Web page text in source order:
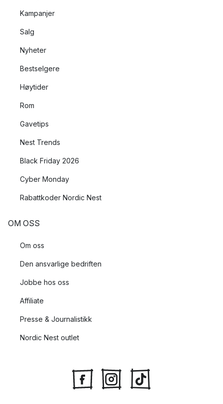
Kampanjer
Salg
Nyheter
Bestselgere
Høytider
Rom
Gavetips
Nest Trends
Black Friday 2026
Cyber Monday
Rabattkoder Nordic Nest
OM OSS
Om oss
Den ansvarlige bedriften
Jobbe hos oss
Affiliate
Presse & Journalistikk
Nordic Nest outlet